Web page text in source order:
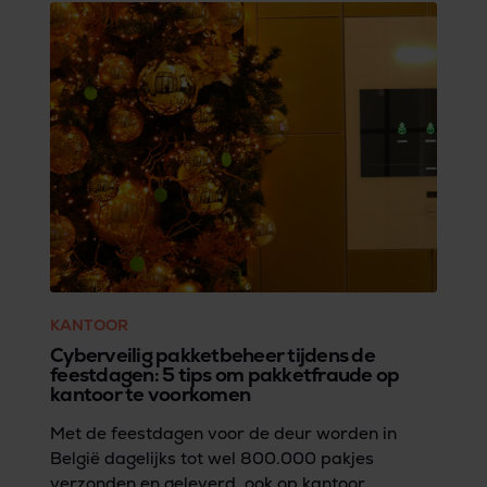
zodat de strenge sancties en eventuele boetes
alvast vermeden worden.
KANTOOR
Cyberveilig pakketbeheer tijdens de
feestdagen: 5 tips om pakketfraude op
kantoor te voorkomen
Met de feestdagen voor de deur worden in
België dagelijks tot wel 800.000 pakjes